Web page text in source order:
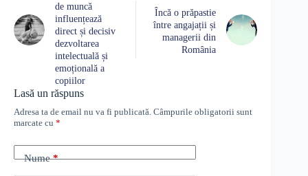
de muncă
influențează
direct și decisiv
dezvoltarea
intelectuală și
emoțională a
copiilor
Încă o prăpastie
între angajații și
managerii din
România
Lasă un răspuns
Adresa ta de email nu va fi publicată. Câmpurile obligatorii sunt
marcate cu *
Nume*